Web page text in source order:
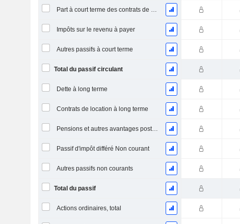
Part à court terme des contrats de location
Impôts sur le revenu à payer
Autres passifs à court terme
Total du passif circulant
Dette à long terme
Contrats de location à long terme
Pensions et autres avantages postérieurs à l'emploi
Passif d'impôt différé Non courant
Autres passifs non courants
Total du passif
Actions ordinaires, total